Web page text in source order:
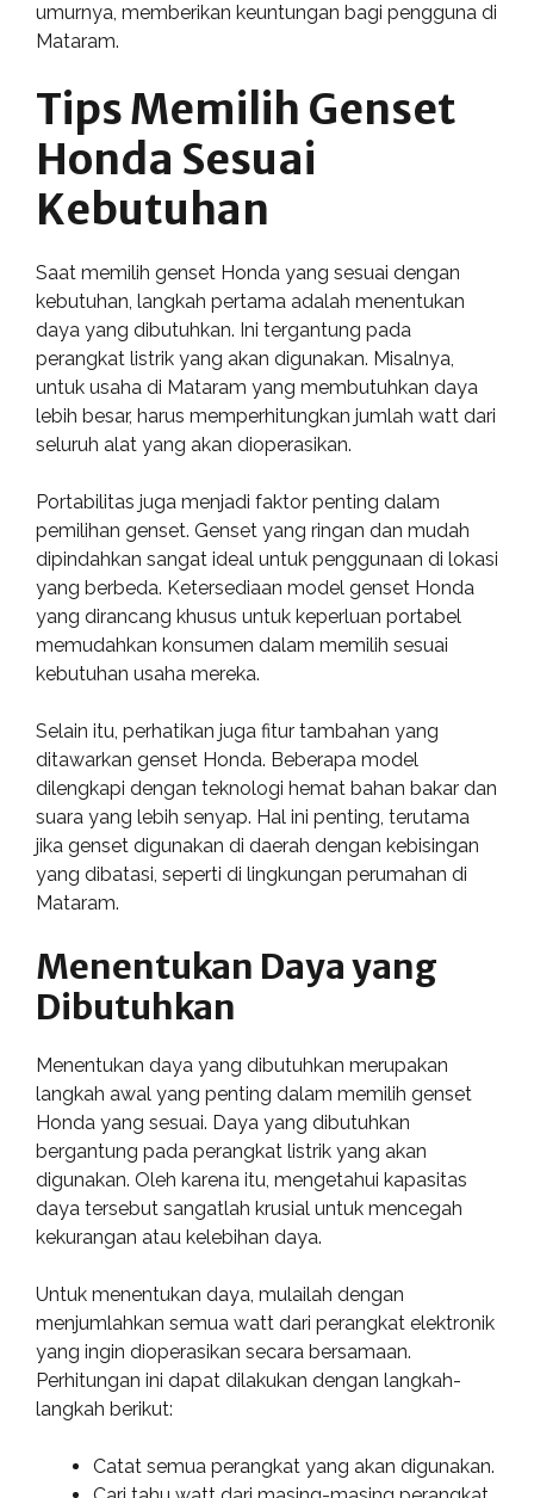
umurnya, memberikan keuntungan bagi pengguna di
Mataram.
Tips Memilih Genset
Honda Sesuai
Kebutuhan
Saat memilih genset Honda yang sesuai dengan
kebutuhan, langkah pertama adalah menentukan
daya yang dibutuhkan. Ini tergantung pada
perangkat listrik yang akan digunakan. Misalnya,
untuk usaha di Mataram yang membutuhkan daya
lebih besar, harus memperhitungkan jumlah watt dari
seluruh alat yang akan dioperasikan.
Portabilitas juga menjadi faktor penting dalam
pemilihan genset. Genset yang ringan dan mudah
dipindahkan sangat ideal untuk penggunaan di lokasi
yang berbeda. Ketersediaan model genset Honda
yang dirancang khusus untuk keperluan portabel
memudahkan konsumen dalam memilih sesuai
kebutuhan usaha mereka.
Selain itu, perhatikan juga fitur tambahan yang
ditawarkan genset Honda. Beberapa model
dilengkapi dengan teknologi hemat bahan bakar dan
suara yang lebih senyap. Hal ini penting, terutama
jika genset digunakan di daerah dengan kebisingan
yang dibatasi, seperti di lingkungan perumahan di
Mataram.
Menentukan Daya yang
Dibutuhkan
Menentukan daya yang dibutuhkan merupakan
langkah awal yang penting dalam memilih genset
Honda yang sesuai. Daya yang dibutuhkan
bergantung pada perangkat listrik yang akan
digunakan. Oleh karena itu, mengetahui kapasitas
daya tersebut sangatlah krusial untuk mencegah
kekurangan atau kelebihan daya.
Untuk menentukan daya, mulailah dengan
menjumlahkan semua watt dari perangkat elektronik
yang ingin dioperasikan secara bersamaan.
Perhitungan ini dapat dilakukan dengan langkah-
langkah berikut:
Catat semua perangkat yang akan digunakan.